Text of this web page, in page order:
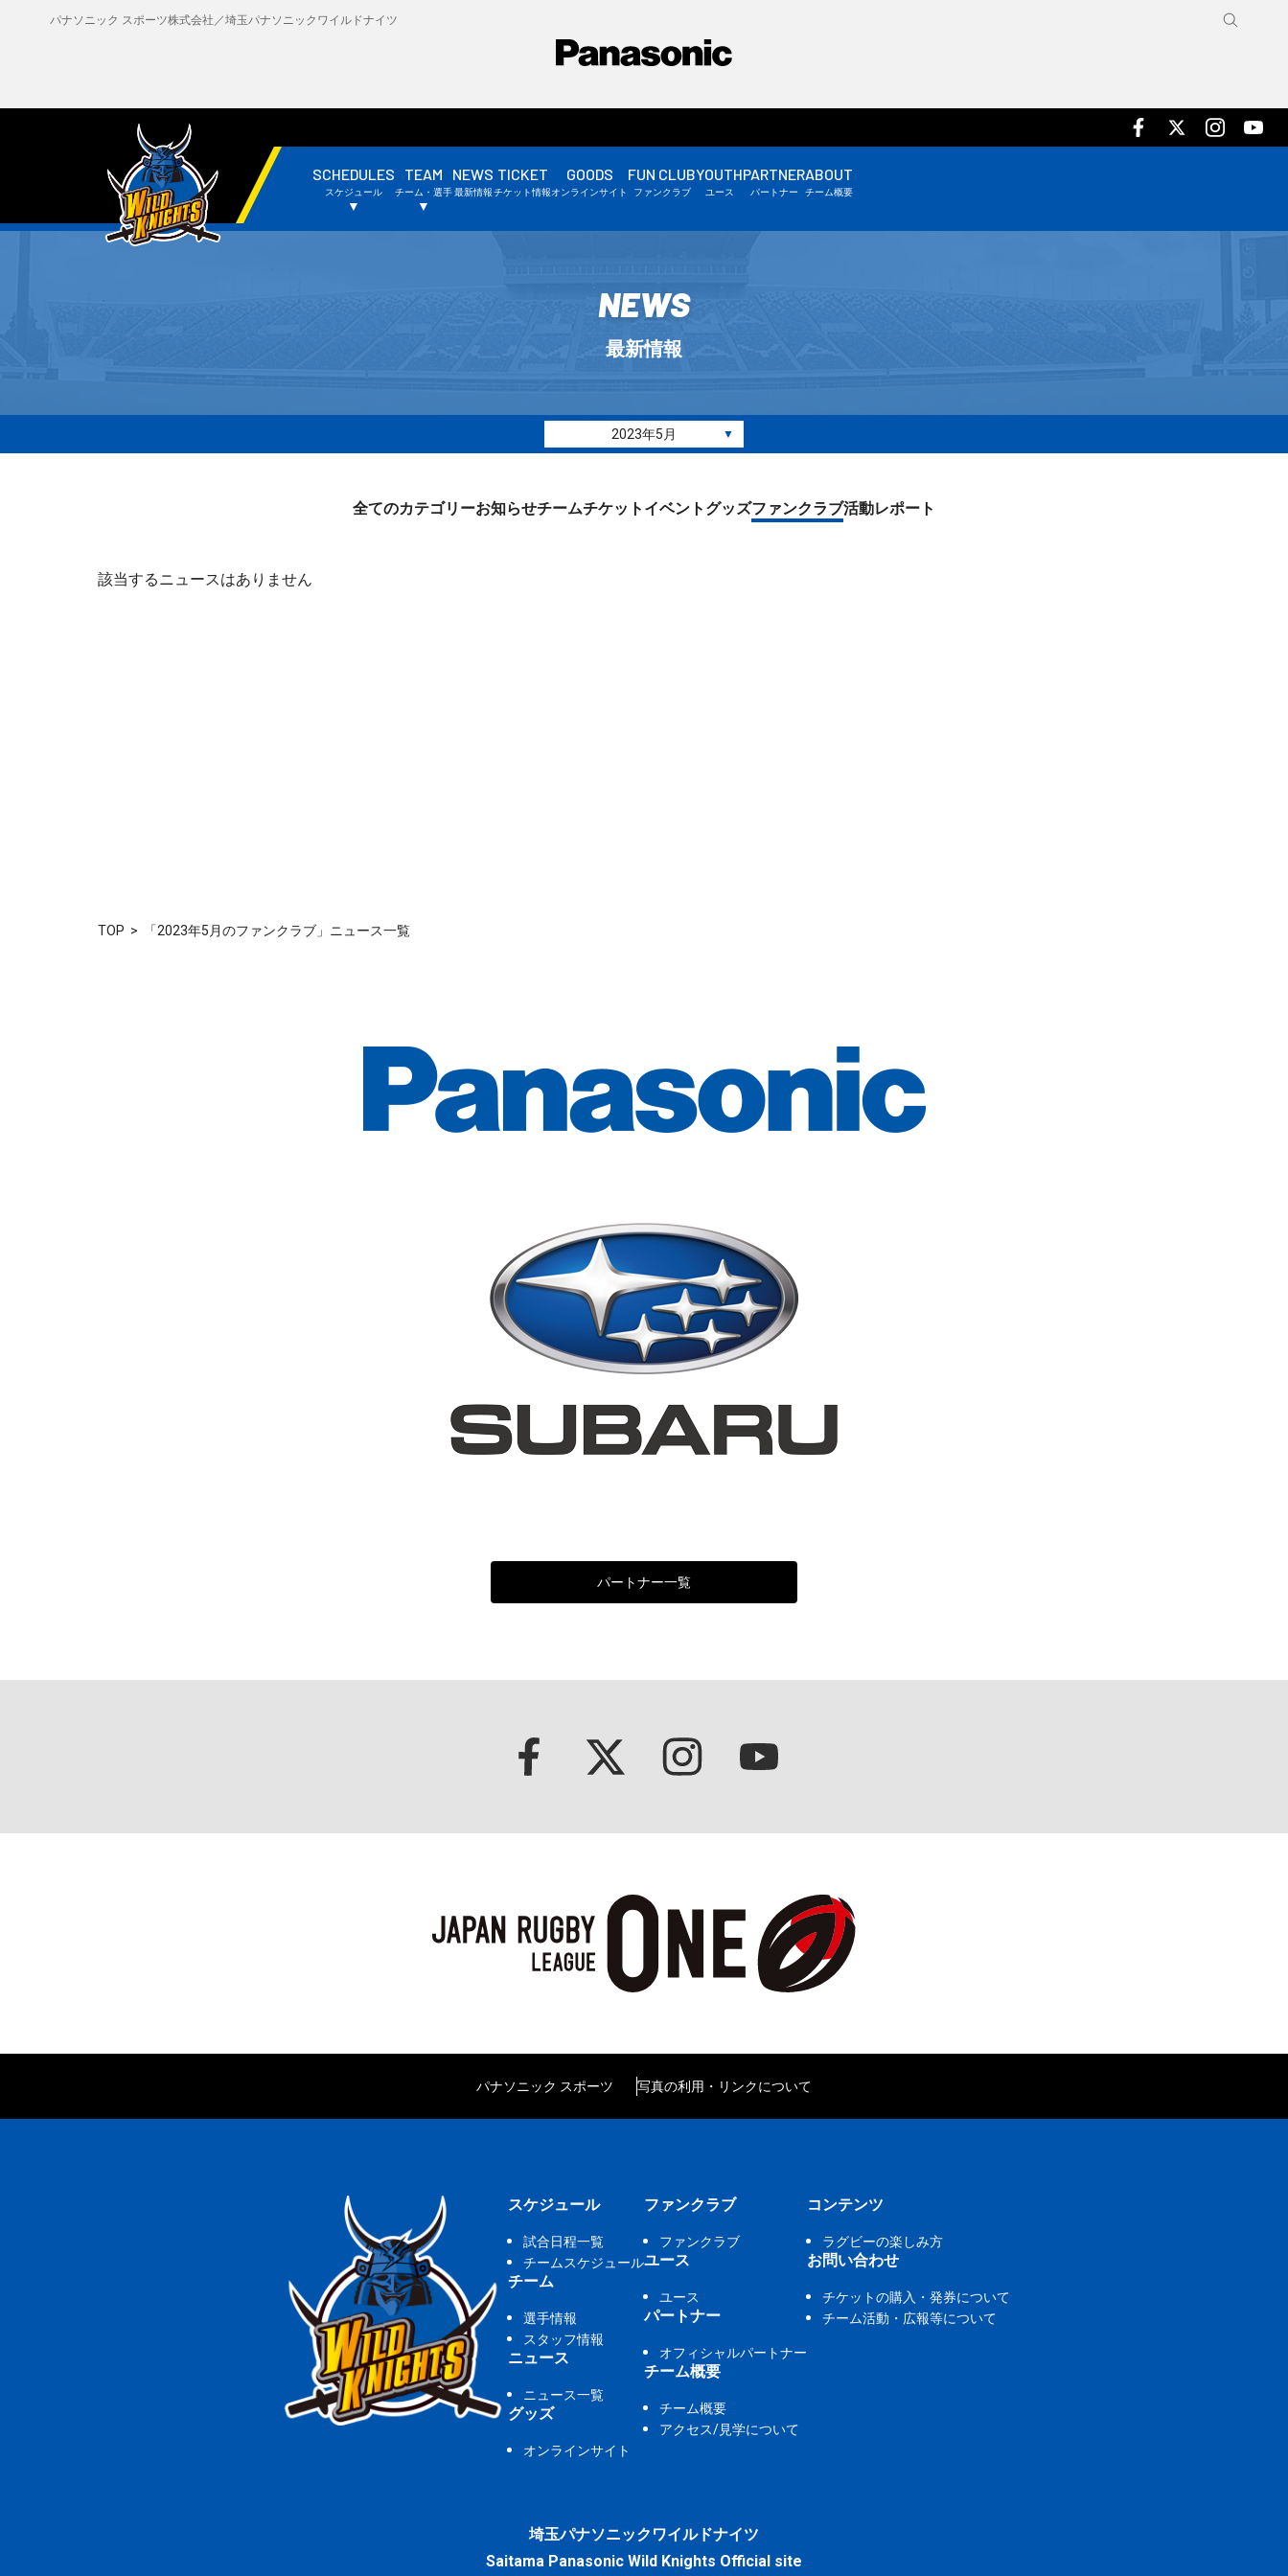
パナソニック スポーツ株式会社／埼玉パナソニックワイルドナイツ
SCHEDULES
スケジュール
▼
TEAM
チーム・選手
▼
NEWS
最新情報
TICKET
チケット情報
GOODS
オンラインサイト
FUN CLUB
ファンクラブ
YOUTH
ユース
PARTNER
パートナー
ABOUT
チーム概要
・試合日程・結果
・チームスケジュール
・選手情報
・スタッフ情報
NEWS
最新情報
2023年5月 ▼
全てのカテゴリーお知らせチームチケット イベント グッズファンクラブ活動レポート
該当するニュースはありません
TOP 「2023年5月のファンクラブ」ニュース一覧
パートナー一覧
パナソニック スポーツ 写真の利用・リンクについて
スケジュール
試合日程一覧
チームスケジュール
チーム
選手情報
スタッフ情報
ニュース
ニュース一覧
グッズ
オンラインサイト
ファンクラブ
ファンクラブ
ユース
ユース
パートナー
オフィシャルパートナー
チーム概要
チーム概要
アクセス/見学について
コンテンツ
ラグビーの楽しみ方
お問い合わせ
チケットの購入・発券について
チーム活動・広報等について
埼玉パナソニックワイルドナイツ
Saitama Panasonic Wild Knights Official site